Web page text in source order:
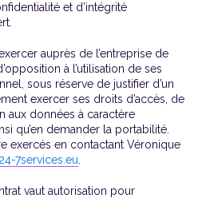
et d’intégrité
auprès de l’entreprise de
à l’utilisation de ses
sous réserve de justifier d’un
exercer ses droits d’accès, de
aux données à caractère
qu’en demander la portabilité.
exercés en contactant Véronique
7services.eu
vaut autorisation pour